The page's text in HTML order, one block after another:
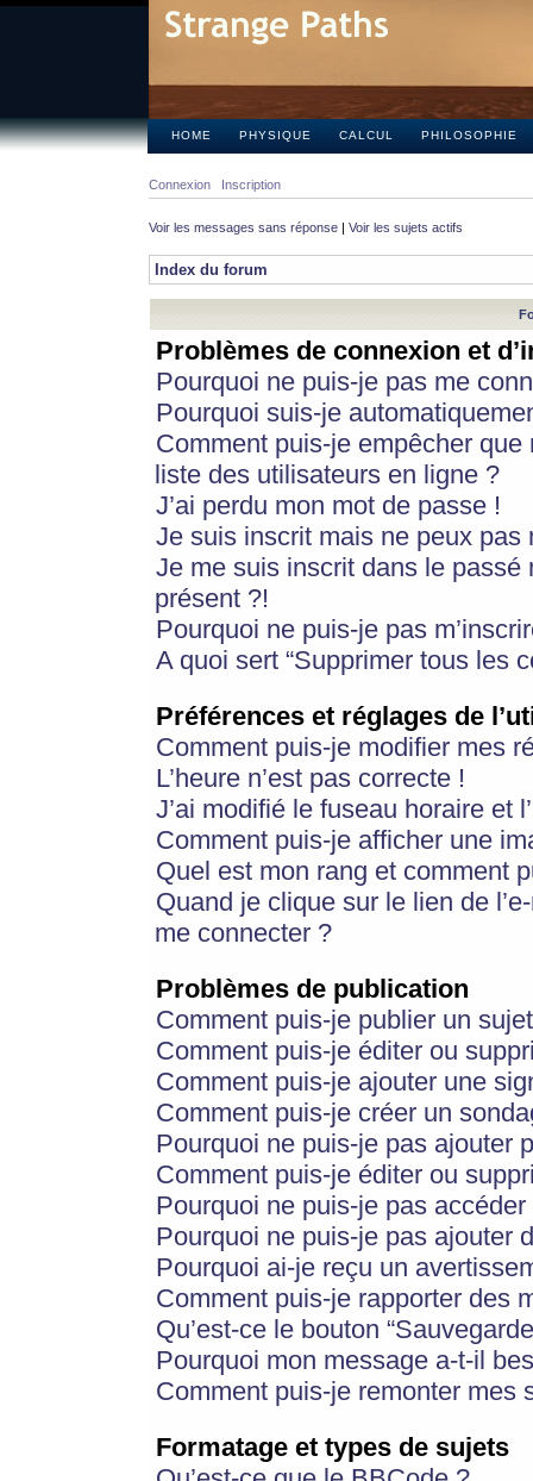
HOME PHYSIQUE CALCUL PHILOSOPHIE
Connexion Inscription
Voir les messages sans réponse | Voir les sujets actifs
Index du forum
Problèmes de connexion et
Pourquoi ne puis-je pas me
Pourquoi suis-je
Comment puis-je empêcher
liste des utilisateurs en ligne ?
J’ai perdu mon mot de passe !
Je suis inscrit mais ne peux pas
Je me suis inscrit dans le
présent ?!
Pourquoi ne puis-je pas
A quoi sert “Supprimer tous les
Préférences et réglages de
Comment puis-je modifier mes
L’heure n’est pas correcte !
J’ai modifié le fuseau horaire et
Comment puis-je afficher une
Quel est mon rang et comment
Quand je clique sur le lien de
me connecter ?
Problèmes de publication
Comment puis-je publier un
Comment puis-je éditer ou
Comment puis-je ajouter une
Comment puis-je créer un
Pourquoi ne puis-je pas ajouter
Comment puis-je éditer ou
Pourquoi ne puis-je pas
Pourquoi ne puis-je pas ajouter
Pourquoi ai-je reçu un
Comment puis-je rapporter des
Qu’est-ce le bouton
Pourquoi mon message a-t-il
Comment puis-je remonter mes
Formatage et types de sujets